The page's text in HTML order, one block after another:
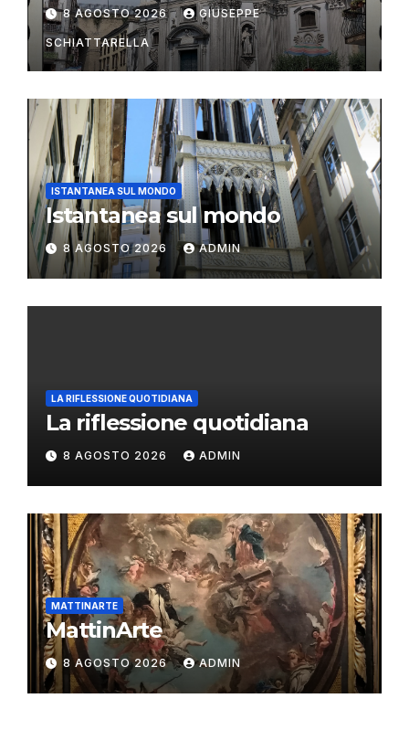
8 AGOSTO 2026 GIUSEPPE
SCHIATTARELLA
ISTANTANEA SUL MONDO
Istantanea sul mondo
8 AGOSTO 2026 ADMIN
LA RIFLESSIONE QUOTIDIANA
La riflessione quotidiana
8 AGOSTO 2026 ADMIN
MATTINARTE
MattinArte
8 AGOSTO 2026 ADMIN